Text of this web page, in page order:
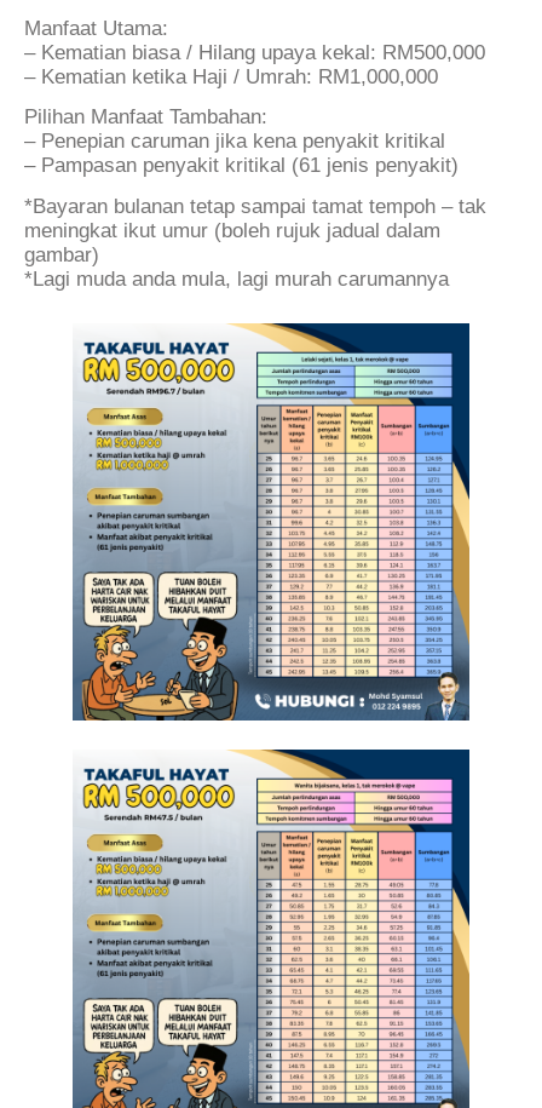
Manfaat Utama:
– Kematian biasa / Hilang upaya kekal: RM500,000
– Kematian ketika Haji / Umrah: RM1,000,000
Pilihan Manfaat Tambahan:
– Penepian caruman jika kena penyakit kritikal
– Pampasan penyakit kritikal (61 jenis penyakit)
*Bayaran bulanan tetap sampai tamat tempoh – tak
meningkat ikut umur (boleh rujuk jadual dalam
gambar)
*Lagi muda anda mula, lagi murah carumannya